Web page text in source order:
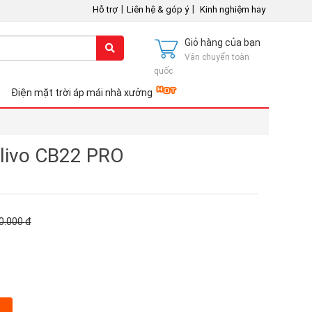
Hỗ trợ Liên hệ & góp ý Kinh nghiệm hay
Giỏ hàng của bạn
Vận chuyển toàn
quốc
Điện mặt trời áp mái nhà xưởng
CB22 PRO
đ